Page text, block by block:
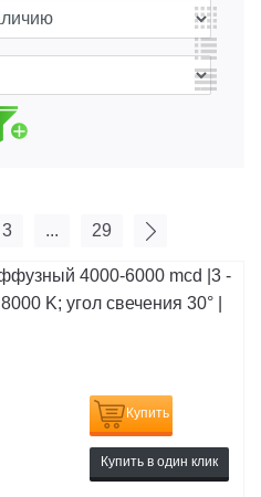
3 ... 29
4000-6000 mcd |3 -
K; угол свечения 30° |
Купить
Купить в один клик